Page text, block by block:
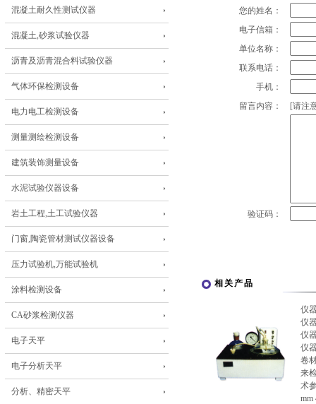
混凝土耐久性测试仪器
混凝土,砂浆试验仪器
沥青及沥青混合料试验仪器
气体环保检测设备
电力电工检测设备
测量测绘检测设备
建筑装饰测量设备
水泥试验仪器设备
岩土工程,土工试验仪器
门窗,陶瓷管材测试仪器设备
压力试验机,万能试验机
涂料检测设备
CA砂浆检测仪器
电子天平
电子分析天平
分析、精密天平
您的姓名：
电子信箱：
单位名称：
联系电话：
手机：
留言内容：
[请注
验证码：
相关产品
仪
仪
仪
仪
卷
来
术
mm